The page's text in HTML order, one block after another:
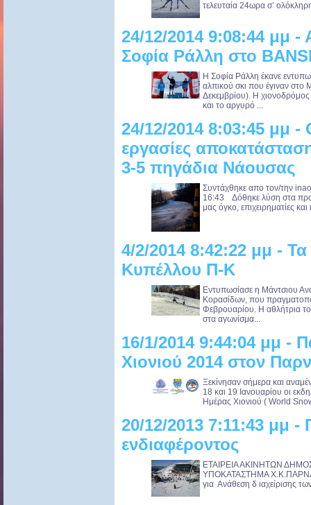
τελευταία 24ωρα σ’
24/12/2014 9:08:44 μμ -
Σοφία Ράλλη στο
Η Σοφία Ράλλη έκανε
αλπικού σκι που έγιναν
Δεκεμβρίου). Η
και το αργυρό ...
24/12/2014 8:03:45 μμ
εργασίες
3-5 πηγάδια Νάουσας
Συντάχθηκε απο τον/την
16:43 Δόθηκε λύση στα
μας όγκο, επιχειρηματίες
4/2/2014 8:42:22 μμ -
Κυπέλλου Π-Κ
Εντυπωσίασε η Μάντσιου
Κορασίδων, που
Φεβρουαρίου. Η αθλήτρια
στα αγωνίσμα...
16/1/2014 9:44:04 μμ -
Χιονιού 2014 στον
Ξεκίνησαν σήμερα και
18 και 19 Ιανουαρίου οι
Ημέρας Χιονιού ( World
20/12/2013 7:11:43 μμ
ενδιαφέροντος
ΕΤΑΙΡΕΙΑ
ΥΠΟΚΑΤΑΣΤΗΜΑ
για Ανάθεση δ ιαχείρισης